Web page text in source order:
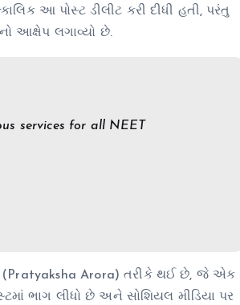
આ પોસ્ટ ડીલીટ કરી દીધી હતી, પરંતુ
આક્ષેપ લગાવ્યો છે.
services for all NEET
(Pratyaksha Arora) તરીકે થઈ છે, જે એક
ભાગ લીધો છે અને સોશિયલ મીડિયા પર